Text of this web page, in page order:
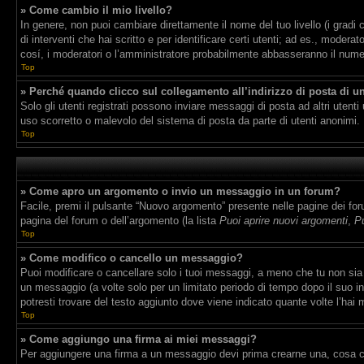
» Come cambio il mio livello?
In genere, non puoi cambiare direttamente il nome del tuo livello (i
di interventi che hai scritto e per identificare certi utenti; ad es.,
cosí, i moderatori o l’amministratore probabilmente abbasseranno il
Top
» Perché quando clicco sul collegamento all’indirizzo di posta di
Solo gli utenti registrati possono inviare messaggi di posta ad altri
uso scorretto o malevolo del sistema di posta da parte di utenti anonimi.
Top
» Come apro un argomento o invio un messaggio in un forum?
Facile, premi il pulsante “Nuovo argomento” presente nelle pagine dei
pagina del forum o dell’argomento (la lista Puoi aprire nuovi argomenti,
Top
» Come modifico o cancello un messaggio?
Puoi modificare o cancellare solo i tuoi messaggi, a meno che tu non
un messaggio (a volte solo per un limitato periodo di tempo dopo il suo
potresti trovare del testo aggiunto dove viene indicato quante volte
Top
» Come aggiungo una firma ai miei messaggi?
Per aggiungere una firma a un messaggio devi prima crearne una,